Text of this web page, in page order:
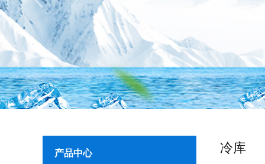
产品中心 冷库